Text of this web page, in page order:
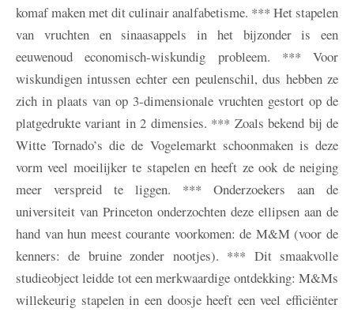
komaf maken met dit culinair analfabetisme. *** Het stapelen
van vruchten en sinaasappels in het bijzonder is een
eeuwenoud economisch-wiskundig probleem. *** Voor
wiskundigen intussen echter een peulenschil, dus hebben ze
zich in plaats van op 3-dimensionale vruchten gestort op de
platgedrukte variant in 2 dimensies. *** Zoals bekend bij de
Witte Tornado’s die de Vogelemarkt schoonmaken is deze
vorm veel moeilijker te stapelen en heeft ze ook de neiging
meer verspreid te liggen. *** Onderzoekers aan de
universiteit van Princeton onderzochten deze ellipsen aan de
hand van hun meest courante voorkomen: de M&M (voor de
kenners: de bruine zonder nootjes). *** Dit smaakvolle
studieobject leidde tot een merkwaardige ontdekking: M&Ms
willekeurig stapelen in een doosje heeft een veel efficiënter